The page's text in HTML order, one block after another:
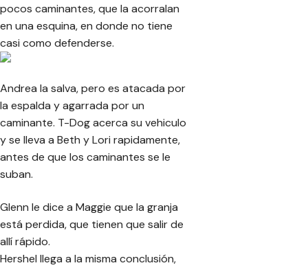
pocos caminantes, que la acorralan
en una esquina, en donde no tiene
casi como defenderse.
Andrea la salva, pero es atacada por
la espalda y agarrada por un
caminante. T-Dog acerca su vehiculo
y se lleva a Beth y Lori rapidamente,
antes de que los caminantes se le
suban.
Glenn le dice a Maggie que la granja
está perdida, que tienen que salir de
allí rápido.
Hershel llega a la misma conclusión,